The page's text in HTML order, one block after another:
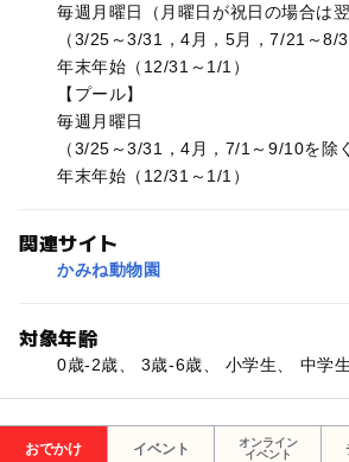
毎週月曜日（月曜日が祝日の場合は翌
（3/25～3/31，4月，5月，7/21～8/
年末年始（12/31～1/1）
【プール】
毎週月曜日
（3/25～3/31，4月，7/1～9/10を除
年末年始（12/31～1/1）
関連サイト
かみね動物園
対象年齢
0歳-2歳、 3歳-6歳、 小学生、 中学
おでかけ イベント
オンライン
イベント